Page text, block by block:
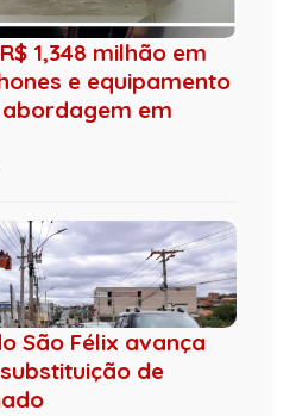
1,348 milhão em
e equipamento
em
São Félix avança
de